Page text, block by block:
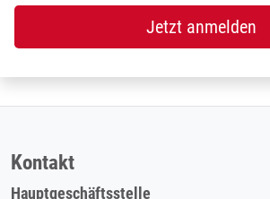
Jetzt anmelden
Kontakt
Hauptgeschäftsstelle